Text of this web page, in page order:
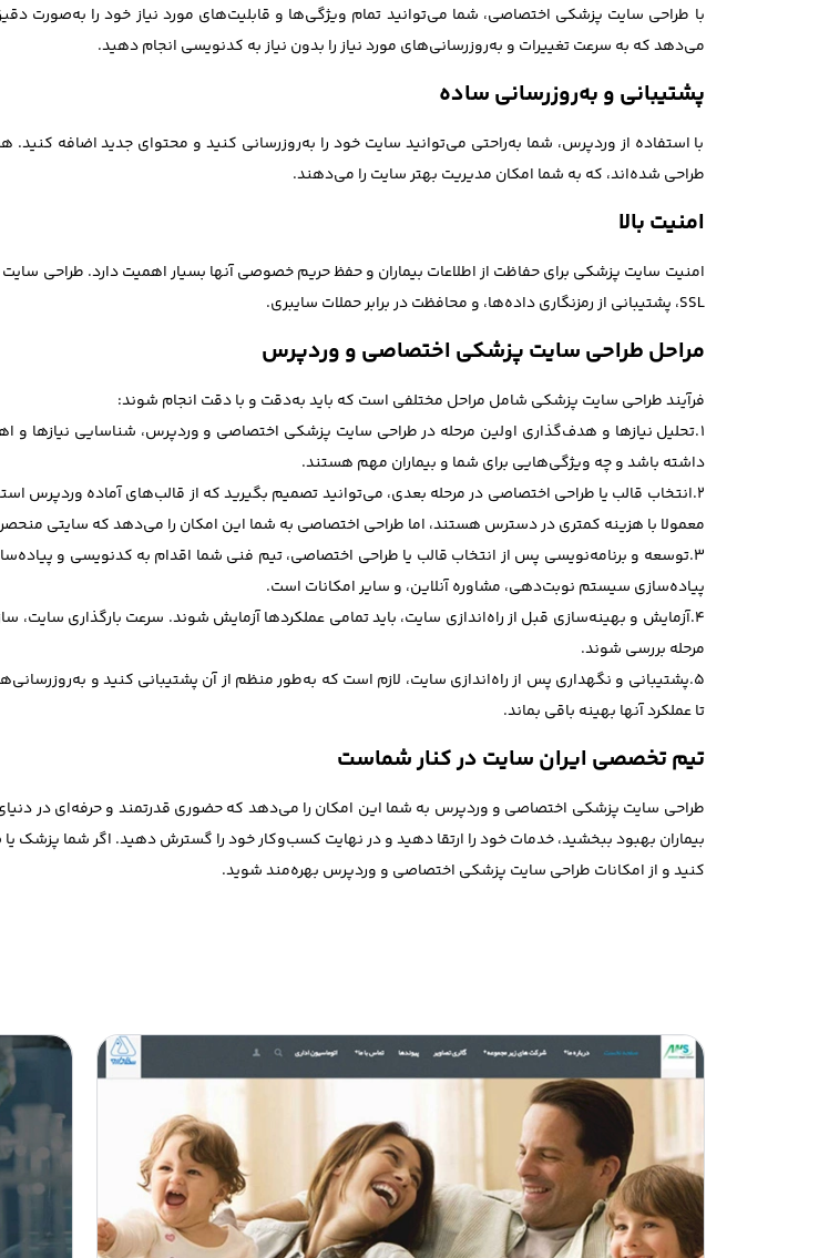
با طراحی سایت پزشکی اختصاصی، شما می‌توانید تمام ویژگی‌ها و قابلیت‌های مورد نیاز خود را به‌صورت
می‌دهد که به سرعت تغییرات و به‌روزرسانی‌های مورد نیاز را بدون نیاز به کدنویسی انجام دهید.
پشتیبانی و به‌روزرسانی ساده
با استفاده از وردپرس، شما به‌راحتی می‌توانید سایت خود را به‌روزرسانی کنید و محتوای جدید اضافه
طراحی شده‌اند، که به شما امکان مدیریت بهتر سایت را می‌دهند.
امنیت بالا
امنیت سایت پزشکی برای حفاظت از اطلاعات بیماران و حفظ حریم خصوصی آنها بسیار اهمیت دارد. طراحی سایت
SSL، پشتیبانی از رمزنگاری داده‌ها، و محافظت در برابر حملات سایبری.
مراحل طراحی سایت پزشکی اختصاصی و وردپرس
فرآیند طراحی سایت پزشکی شامل مراحل مختلفی است که باید به‌دقت و با دقت انجام شوند:
1.تحلیل نیازها و هدف‌گذاری اولین مرحله در طراحی سایت پزشکی اختصاصی و وردپرس، شناسایی نیازها
داشته باشد و چه ویژگی‌هایی برای شما و بیماران مهم هستند.
2.انتخاب قالب یا طراحی اختصاصی در مرحله بعدی، می‌توانید تصمیم بگیرید که از قالب‌های آماده
معمولا با هزینه کمتری در دسترس هستند، اما طراحی اختصاصی به شما این امکان را می‌دهد که سایتی
3.توسعه و برنامه‌نویسی پس از انتخاب قالب یا طراحی اختصاصی، تیم فنی شما اقدام به کدنویسی و
پیاده‌سازی سیستم نوبت‌دهی، مشاوره آنلاین، و سایر امکانات است.
مرحله بررسی شوند.
5.پشتیبانی و نگهداری پس از راه‌اندازی سایت، لازم است که به‌طور منظم از آن پشتیبانی کنید و
تا عملکرد آنها بهینه باقی بماند.
تیم تخصصی ایران سایت در کنار شماست
طراحی سایت پزشکی اختصاصی و وردپرس به شما این امکان را می‌دهد که حضوری قدرتمند و حرفه‌ای در دنیای
بیماران بهبود ببخشید، خدمات خود را ارتقا دهید و در نهایت کسب‌وکار خود را گسترش دهید. اگر شما
کنید و از امکانات طراحی سایت پزشکی اختصاصی و وردپرس بهره‌مند شوید.